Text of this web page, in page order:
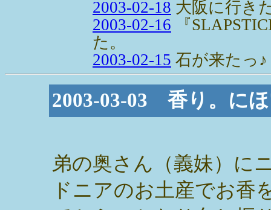
2003-02-18 大阪に行き
2003-02-16 『
た。
2003-02-15 石が来たっ♪
2003-03-03 香り。に
弟の奥さん（義妹）に
ドニアのお土産でお香